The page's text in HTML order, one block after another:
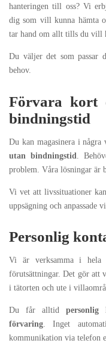
hanteringen till oss? Vi
dig som vill kunna hämta
tar hand om allt tills du vill
Du väljer det som passar
behov.
Förvara kort
bindningstid
Du kan magasinera i några
utan bindningstid .
problem. Våra lösningar är
Vi vet att livssituationer
uppsägning och anpassade
Personlig
Vi är verksamma i hela
förutsättningar. Det gör att
i tätorten och ute i
Du får alltid
förvaring . Inget
kommunikation via telefon